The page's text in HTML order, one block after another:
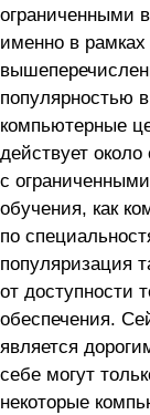
ограниченными
именно в
популярностью
компьютерные
действует
с
обучения, как
по
популяризация
от доступности
обеспечения.
является
себе могут
некоторые